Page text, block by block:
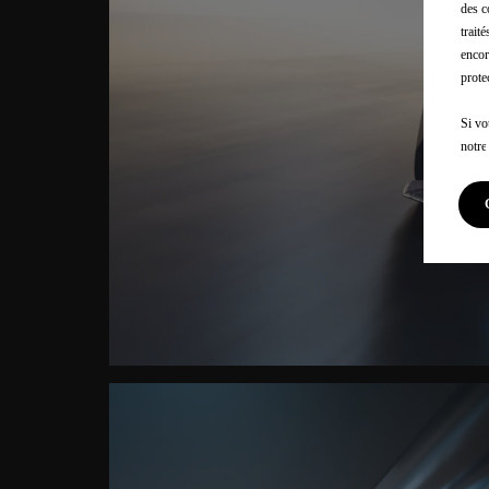
des
Si
notre